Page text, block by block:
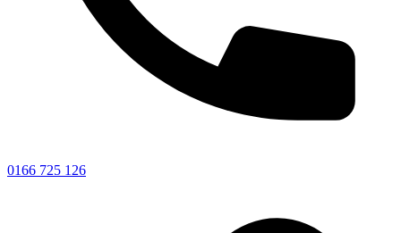
0166 725 126